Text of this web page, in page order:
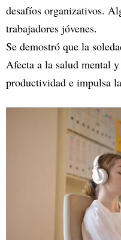
desafíos organizativos.
trabajadores jóvenes.
Se demostró que la
Afecta a la salud mental
productividad e impulsa